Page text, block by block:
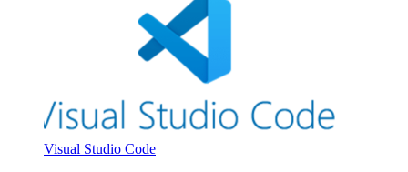
Visual Studio Code